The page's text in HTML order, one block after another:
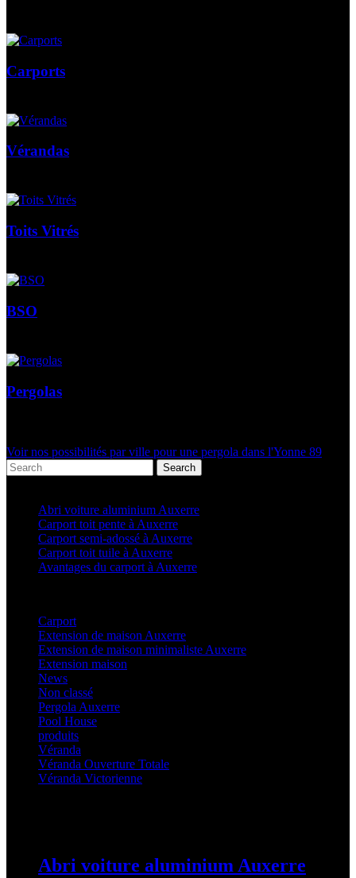
Carports
Vérandas
Toits Vitrés
BSO
Pergolas
Voir nos possibilités par ville pour une pergola dans l'Yonne 89
Search
Abri voiture aluminium Auxerre
Carport toit pente à Auxerre
Carport semi-adossé à Auxerre
Carport toit tuile à Auxerre
Avantages du carport à Auxerre
Carport
Extension de maison Auxerre
Extension de maison minimaliste Auxerre
Extension maison
News
Non classé
Pergola Auxerre
Pool House
produits
Véranda
Véranda Ouverture Totale
Véranda Victorienne
Abri voiture aluminium Auxerre